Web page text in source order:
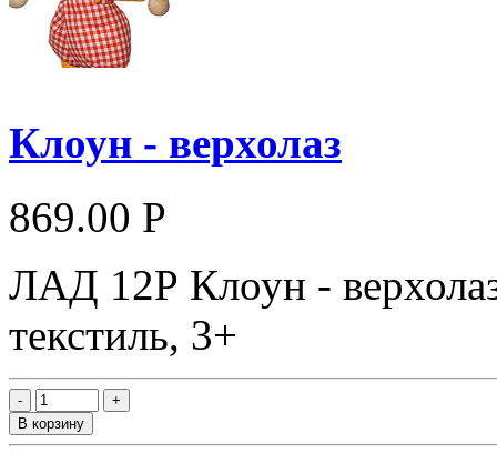
Клоун - верхолаз
869.00 Р
ЛАД 12Р Клоун -
текстиль, 3+
В корзину